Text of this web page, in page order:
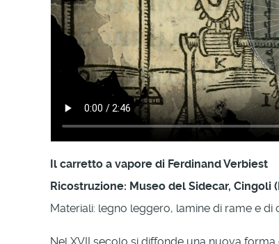
Il carretto a vapore di Ferdinand Verbiest
Ricostruzione: Museo del Sidecar, Cingoli
Materiali: legno leggero, lamine di rame e